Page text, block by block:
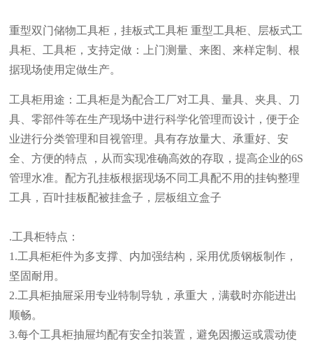
重型双门储物工具柜 ，挂板式工具柜 重型工具柜、层板式工
具柜、工具柜，支持定做：上门测量、来图、来样定制、根
据现场使用定做生产。
工具柜用途：工具柜是为配合工厂对工具、量具、夹具、刀
具、零部件等在生产现场中进行科学化管理而设计，便于企
业进行分类管理和目视管理。具有存放量大、承重好、安
全、方便的特点 ，从而实现准确高效的存取，提高企业的6S
管理水准。配方孔挂板根据现场不同工具配不用的挂钩整理
工具，百叶挂板配被挂盒子，层板组立盒子
.工具柜特点：
1.工具柜柜件为多支撑、内加强结构，采用优质钢板制作，
坚固耐用。
2.工具柜抽屉采用专业特制导轨，承重大，满载时亦能进出
顺畅。
3.每个工具柜抽屉均配有安全扣装置，避免因搬运或震动使